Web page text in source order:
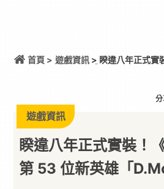
首頁 > 遊戲資訊> 睽違八年正式實
遊戲資訊
睽違八年正式實裝！
第 53 位新英雄「